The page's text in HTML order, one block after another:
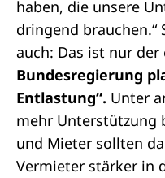
haben, die unsere
dringend brauchen.“
auch: Das ist nur der
Bundesregierung
Entlastung“. Unter
mehr Unterstützung
und Mieter sollten
Vermieter stärker in